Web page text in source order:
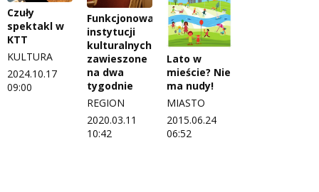
Modna kultura
Pacjent, którego nie zapomnę
Piąta strona świata
Regulamin programu Patron
Zespół
Logo do pobrania
Regulamin konkursów
Regulamin przesyłania materiałów
Czuły
spektakl w
KTT
KULTURA
2024.10.17
09:00
Funkcjonowanie
instytucji
kulturalnych
zawieszone
na dwa
tygodnie
REGION
2020.03.11
10:42
Lato w
mieście? Nie
ma nudy!
MIASTO
2015.06.24
06:52